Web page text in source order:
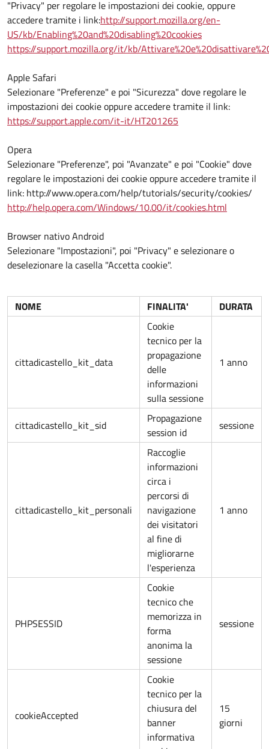
"Privacy" per regolare le impostazioni dei cookie, oppure
accedere tramite i link:http://support.mozilla.org/en-
US/kb/Enabling%20and%20disabling%20cookies
https://support.mozilla.org/it/kb/
Apple Safari
Selezionare "Preferenze" e poi "Sicurezza" dove regolare le
impostazioni dei cookie oppure accedere tramite il link:
https://support.apple.com/it-it/HT201265
Opera
Selezionare "Preferenze", poi "Avanzate" e poi "Cookie" dove
regolare le impostazioni dei cookie oppure accedere tramite il
link: http://www.opera.com/help/tutorials/security/cookies/
http://help.opera.com/Windows/10.00/it/cookies.html
Browser nativo Android
Selezionare "Impostazioni", poi "Privacy" e selezionare o
deselezionare la casella "Accetta cookie".
NOME FINALITA' DURATA
cittadicastello_kit_data
Cookie
tecnico per la
propagazione
delle
informazioni
sulla sessione
1 anno
cittadicastello_kit_sid
Propagazione
session id
sessione
cittadicastello_kit_personali
Raccoglie
informazioni
circa i
percorsi di
navigazione
dei visitatori
al fine di
migliorarne
l'esperienza
1 anno
PHPSESSID
Cookie
tecnico che
memorizza in
forma
anonima la
sessione
sessione
cookieAccepted
Cookie
tecnico per la
chiusura del
banner
informativa
15
giorni